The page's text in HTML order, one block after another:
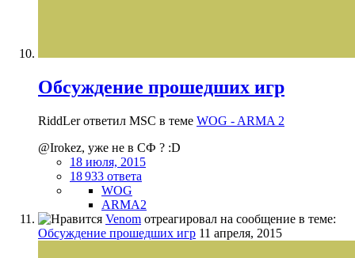
Обсуждение прошедших игр
RiddLer ответил MSC в теме WOG - ARMA 2
@Irokez, уже не в СФ ? :D
18 июля, 2015
18 933 ответа
WOG
ARMA2
Venom отреагировал на сообщение в теме:
Обсуждение прошедших игр 11 апреля, 2015